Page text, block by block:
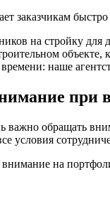
заказчикам
на стройку для
объекте,
наше
при
важно обращать
условия
внимание на